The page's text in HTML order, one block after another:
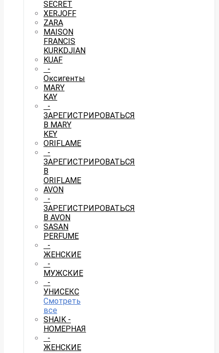
SECRET
XERJOFF
ZARA
MAISON
FRANCIS
KURKDJIAN
KUAF
-
Оксигенты
MARY
KAY
-
ЗАРЕГИСТРИРОВАТЬСЯ
В MARY
KEY
ORIFLAME
-
ЗАРЕГИСТРИРОВАТЬСЯ
В
ORIFLAME
AVON
-
ЗАРЕГИСТРИРОВАТЬСЯ
В AVON
SASAN
PERFUME
-
ЖЕНСКИЕ
-
МУЖСКИЕ
-
УНИСЕКС
Смотреть
все
SHAIK -
НОМЕРНАЯ
-
ЖЕНСКИЕ